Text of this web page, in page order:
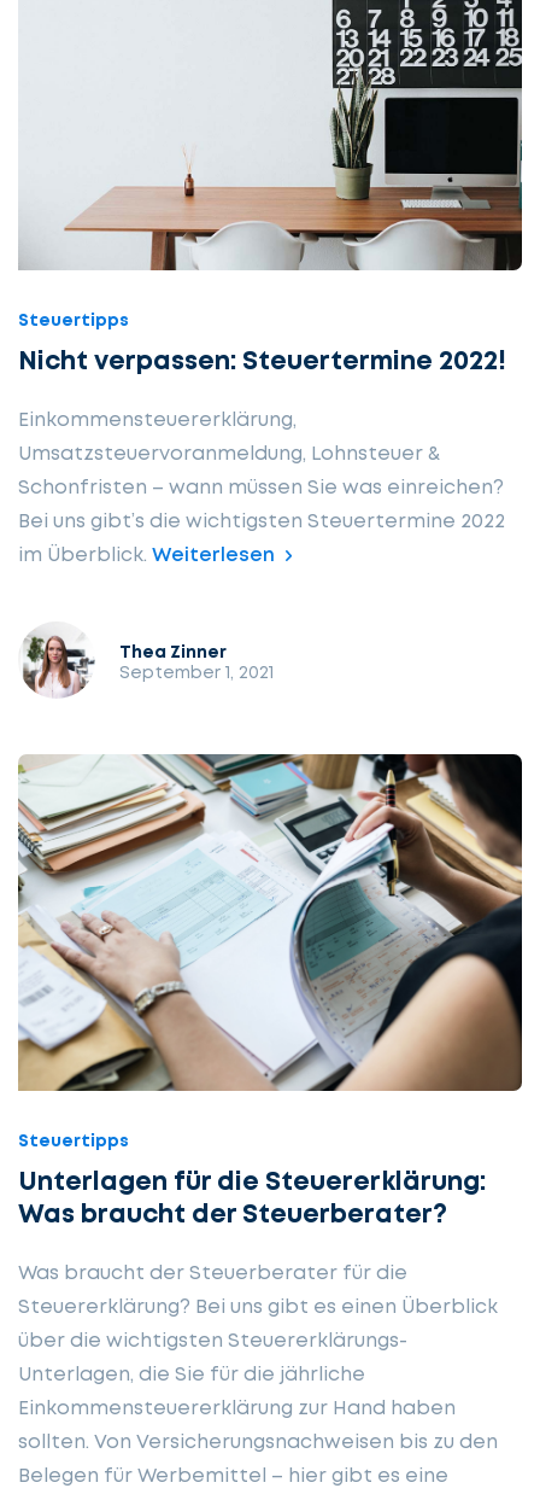
Steuertipps
Nicht verpassen: Steuertermine 2022!
Einkommensteuererklärung,
Umsatzsteuervoranmeldung, Lohnsteuer &
Schonfristen – wann müssen Sie was einreichen?
Bei uns gibt’s die wichtigsten Steuertermine 2022
im Überblick. Weiterlesen
Thea Zinner
September 1, 2021
Steuertipps
Unter­lagen für die Steuer­erklärung:
Was braucht der Steuer­berater?
Was braucht der Steuerberater für die
Steuererklärung? Bei uns gibt es einen Überblick
über die wichtigsten Steuererklärungs-
Unterlagen, die Sie für die jährliche
Einkommensteuererklärung zur Hand haben
sollten. Von Versicherungsnachweisen bis zu den
Belegen für Werbemittel – hier gibt es eine